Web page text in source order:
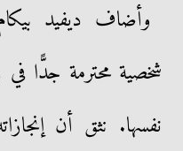
وأضاف ديفيد
شخصية محترمة جدًّا
نفسها. نثق أن